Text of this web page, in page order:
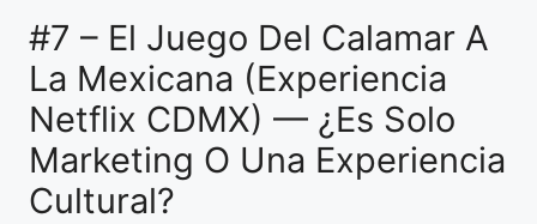
#7 – El Juego Del Calamar A
La Mexicana (Experiencia
Netflix CDMX) — ¿Es Solo
Marketing O Una Experiencia
Cultural?